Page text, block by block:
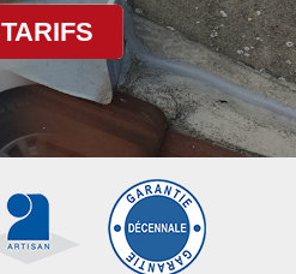
TARIFS